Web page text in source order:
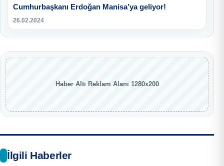
Cumhurbaşkanı Erdoğan Manisa’ya geliyor!
26.02.2024
Haber Altı Reklam Alanı 1280x200
İlgili Haberler